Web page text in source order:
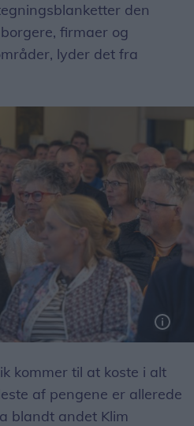
den
firmaer og
lyder det fra
kommer til at koste i alt
af pengene er allerede
blandt andet Klim